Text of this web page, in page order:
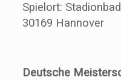
Spielort:
30169 Hannover
Deutsche